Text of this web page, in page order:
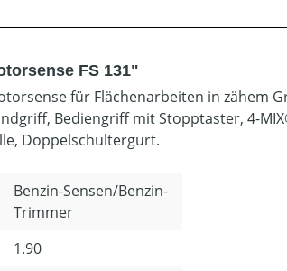
FS 131"
für Flächenarbeiten in zähem
Bediengriff mit Stopptaster, 4-
Doppelschultergurt.
Benzin-Sensen/Benzin-
Trimmer
1.90